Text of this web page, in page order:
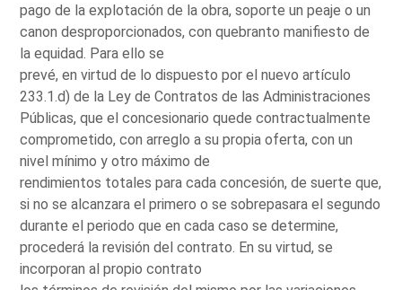
pago de la explotación de la obra, soporte un peaje o un
canon desproporcionados, con quebranto manifiesto de
la equidad. Para ello se
prevé, en virtud de lo dispuesto por el nuevo artículo
233.1.d) de la Ley de Contratos de las Administraciones
Públicas, que el concesionario quede contractualmente
comprometido, con arreglo a su propia oferta, con un
nivel mínimo y otro máximo de
rendimientos totales para cada concesión, de suerte que,
si no se alcanzara el primero o se sobrepasara el segundo
durante el periodo que en cada caso se determine,
procederá la revisión del contrato. En su virtud, se
incorporan al propio contrato